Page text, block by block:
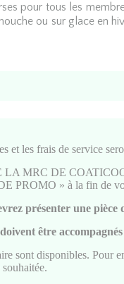
pour tous les
ou sur glace en
et les frais de service
MRC DE COATICOOK
PROMO » à la fin de
présenter une pièce
être
sont disponibles. Pour